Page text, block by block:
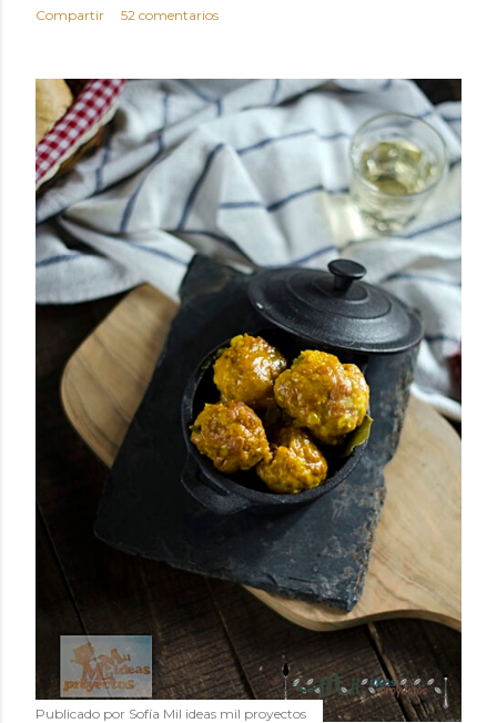
Compartir 52 comentarios
Publicado por Sofía Mil ideas mil proyectos